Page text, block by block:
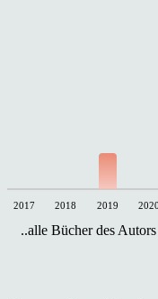
2017 2018 2019 2020
..alle Bücher des